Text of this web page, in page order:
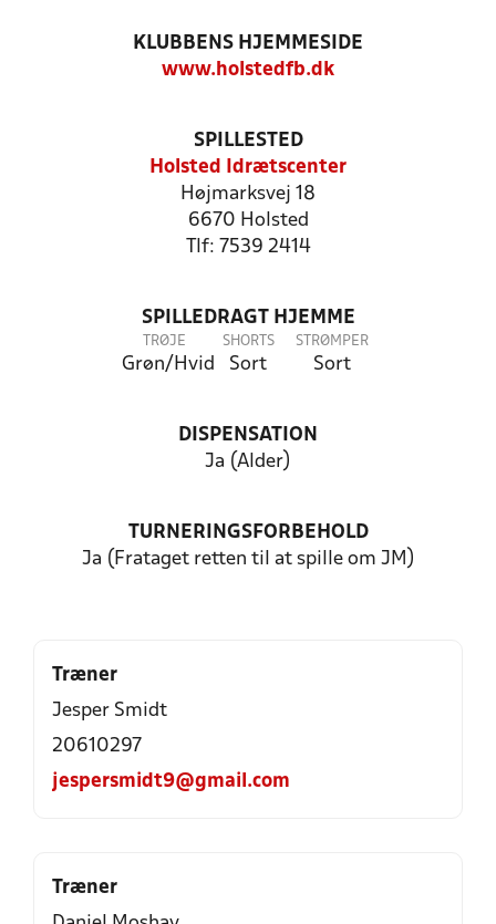
KLUBBENS HJEMMESIDE
www.holstedfb.dk
SPILLESTED
Holsted Idrætscenter
Højmarksvej 18
6670 Holsted
Tlf: 7539 2414
SPILLEDRAGT HJEMME
TRØJE
Grøn/Hvid
SHORTS
Sort
STRØMPER
Sort
DISPENSATION
Ja (Alder)
TURNERINGSFORBEHOLD
Ja (Frataget retten til at spille om JM)
Træner
Jesper Smidt
20610297
jespersmidt9@gmail.com
Træner